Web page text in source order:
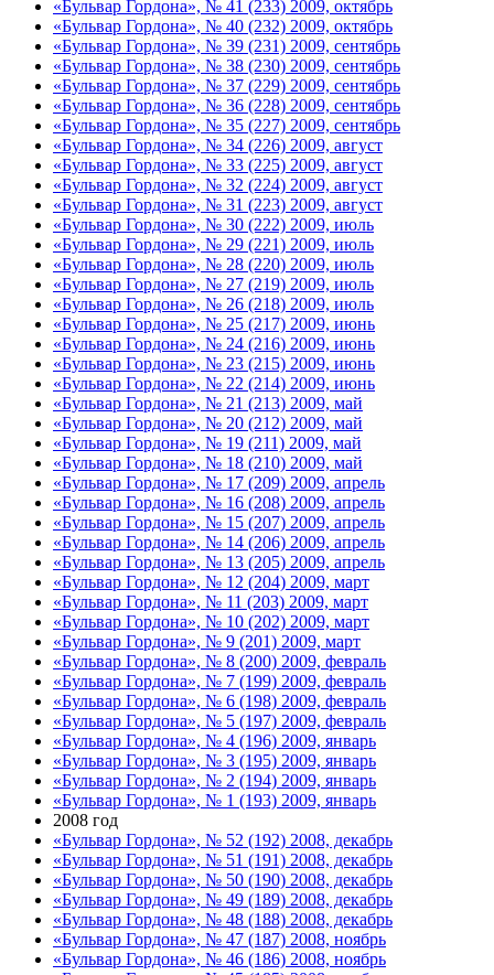
«Бульвар Гордона», № 41 (233) 2009, октябрь
«Бульвар Гордона», № 40 (232) 2009, октябрь
«Бульвар Гордона», № 39 (231) 2009, сентябрь
«Бульвар Гордона», № 38 (230) 2009, сентябрь
«Бульвар Гордона», № 37 (229) 2009, сентябрь
«Бульвар Гордона», № 36 (228) 2009, сентябрь
«Бульвар Гордона», № 35 (227) 2009, сентябрь
«Бульвар Гордона», № 34 (226) 2009, август
«Бульвар Гордона», № 33 (225) 2009, август
«Бульвар Гордона», № 32 (224) 2009, август
«Бульвар Гордона», № 31 (223) 2009, август
«Бульвар Гордона», № 30 (222) 2009, июль
«Бульвар Гордона», № 29 (221) 2009, июль
«Бульвар Гордона», № 28 (220) 2009, июль
«Бульвар Гордона», № 27 (219) 2009, июль
«Бульвар Гордона», № 26 (218) 2009, июль
«Бульвар Гордона», № 25 (217) 2009, июнь
«Бульвар Гордона», № 24 (216) 2009, июнь
«Бульвар Гордона», № 23 (215) 2009, июнь
«Бульвар Гордона», № 22 (214) 2009, июнь
«Бульвар Гордона», № 21 (213) 2009, май
«Бульвар Гордона», № 20 (212) 2009, май
«Бульвар Гордона», № 19 (211) 2009, май
«Бульвар Гордона», № 18 (210) 2009, май
«Бульвар Гордона», № 17 (209) 2009, апрель
«Бульвар Гордона», № 16 (208) 2009, апрель
«Бульвар Гордона», № 15 (207) 2009, апрель
«Бульвар Гордона», № 14 (206) 2009, апрель
«Бульвар Гордона», № 13 (205) 2009, апрель
«Бульвар Гордона», № 12 (204) 2009, март
«Бульвар Гордона», № 11 (203) 2009, март
«Бульвар Гордона», № 10 (202) 2009, март
«Бульвар Гордона», № 9 (201) 2009, март
«Бульвар Гордона», № 8 (200) 2009, февраль
«Бульвар Гордона», № 7 (199) 2009, февраль
«Бульвар Гордона», № 6 (198) 2009, февраль
«Бульвар Гордона», № 5 (197) 2009, февраль
«Бульвар Гордона», № 4 (196) 2009, январь
«Бульвар Гордона», № 3 (195) 2009, январь
«Бульвар Гордона», № 2 (194) 2009, январь
«Бульвар Гордона», № 1 (193) 2009, январь
2008 год
«Бульвар Гордона», № 52 (192) 2008, декабрь
«Бульвар Гордона», № 51 (191) 2008, декабрь
«Бульвар Гордона», № 50 (190) 2008, декабрь
«Бульвар Гордона», № 49 (189) 2008, декабрь
«Бульвар Гордона», № 48 (188) 2008, декабрь
«Бульвар Гордона», № 47 (187) 2008, ноябрь
«Бульвар Гордона», № 46 (186) 2008, ноябрь